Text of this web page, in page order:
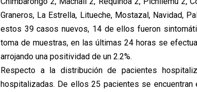
Graneros, La Estrella, Litueche, Mostazal, Navidad,
estos 39 casos nuevos, 14 de ellos fueron
toma de muestras, en las últimas 24 horas se
arrojando una positividad de un 2.2%.
Respecto a la distribución de pacientes
hospitalizadas. De ellos 25 pacientes se encuentran